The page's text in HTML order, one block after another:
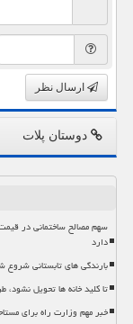
ارسال نظر
دوستان پلات
سهم مصالح ساختمانی در
دارد
بارندگی های تابستانی شروع شد
تا کلید خانه ها تحویل
خبر مهم وزارت راه برای